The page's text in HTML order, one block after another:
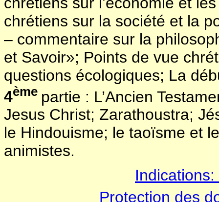
chrétiens sur la société et la
– commentaire sur la
et Savoir»; Points de vue
questions écologiques; La
4ème partie : L’Ancien
Jesus Christ; Zarathoustra;
le Hindouisme; le taoïsme et
animistes.
Protection des